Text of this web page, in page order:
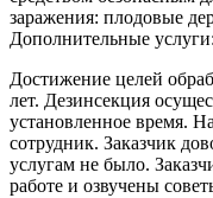
заражения: плодовые
Дополнительные
Достижение целей
лет. Дезинсекция
установленное время.
сотрудник. Заказчик
услугам не было.
работе и озвучены